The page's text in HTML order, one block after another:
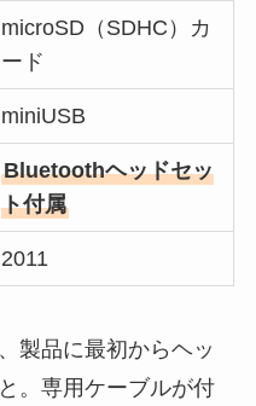
microSD（SDHC）カ
ード
miniUSB
Bluetoothヘッドセッ
ト付属
2011
製品に最初からヘッ
。専用ケーブルが付